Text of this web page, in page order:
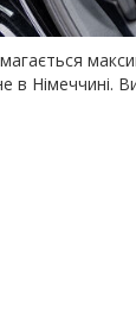
Німеччині.